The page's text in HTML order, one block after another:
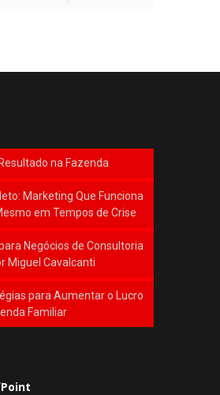
na Fazenda
Marketing Que Funciona
em Tempos de Crise
Negócios de Consultoria
Miguel Cavalcanti
para Aumentar o Lucro
Familiar